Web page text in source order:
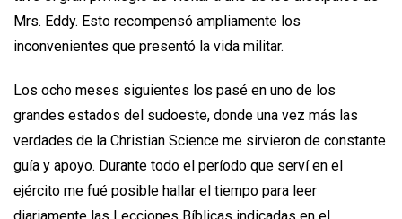
Mrs. Eddy. Esto recompensó ampliamente los
inconvenientes que presentó la vida militar.
Los ocho meses siguientes los pasé en uno de los
grandes estados del sudoeste, donde una vez más las
verdades de la Christian Science me sirvieron de constante
guía y apoyo. Durante todo el período que serví en el
ejército me fué posible hallar el tiempo para leer